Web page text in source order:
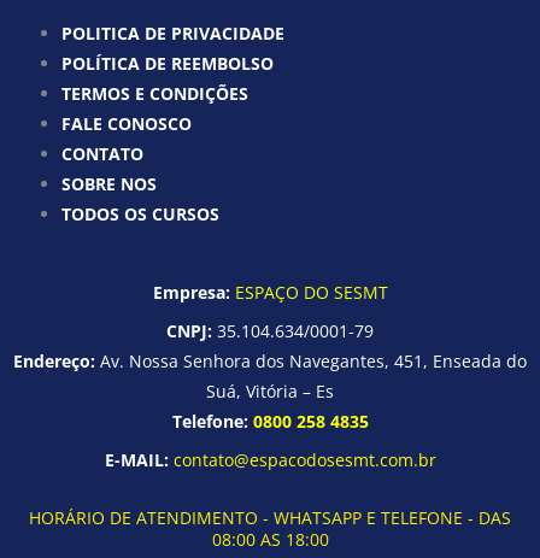
POLITICA DE PRIVACIDADE
POLÍTICA DE REEMBOLSO
TERMOS E CONDIÇÕES
FALE CONOSCO
CONTATO
SOBRE NOS
TODOS OS CURSOS
Empresa: ESPAÇO DO SESMT
CNPJ: 35.104.634/0001-79
Endereço: Av. Nossa Senhora dos Navegantes, 451, Enseada do
Suá, Vitória – Es
Telefone: 0800 258 4835
E-MAIL: contato@espacodosesmt.com.br
HORÁRIO DE ATENDIMENTO - WHATSAPP E TELEFONE - DAS
08:00 AS 18:00